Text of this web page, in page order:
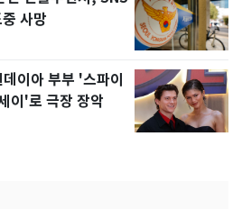
사망
이아 부부 '스파이
이'로 극장 장악